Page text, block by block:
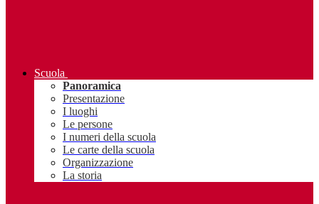
Scuola
Panoramica
Presentazione
I luoghi
Le persone
I numeri della scuola
Le carte della scuola
Organizzazione
La storia